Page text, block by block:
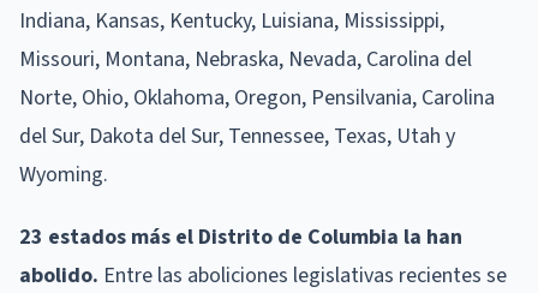
Indiana, Kansas, Kentucky, Luisiana, Mississippi,
Missouri, Montana, Nebraska, Nevada, Carolina del
Norte, Ohio, Oklahoma, Oregon, Pensilvania, Carolina
del Sur, Dakota del Sur, Tennessee, Texas, Utah y
Wyoming.
23 estados más el Distrito de Columbia la han
abolido. Entre las aboliciones legislativas recientes se